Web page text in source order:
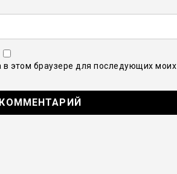
этом браузере для последующих моих